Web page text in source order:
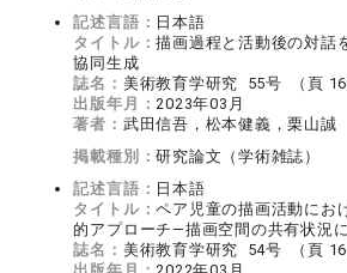
記述言語： 日本語
タイトル：描画過程と活動後の対話
協同生成
誌名： 美術教育学研究 55号 （頁
出版年月： 2023年03月
著者： 武田信吾，松本健義，栗山誠
掲載種別：研究論文（学術雑誌）
記述言語： 日本語
タイトル：ペア児童の描画活動にお
的アプローチ―描画空間の共有状況
誌名： 美術教育学研究 54号 （頁